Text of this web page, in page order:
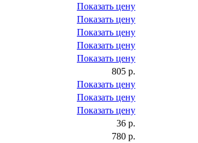
Показать цену
Показать цену
Показать цену
Показать цену
Показать цену
805 р.
Показать цену
Показать цену
Показать цену
36 р.
780 р.